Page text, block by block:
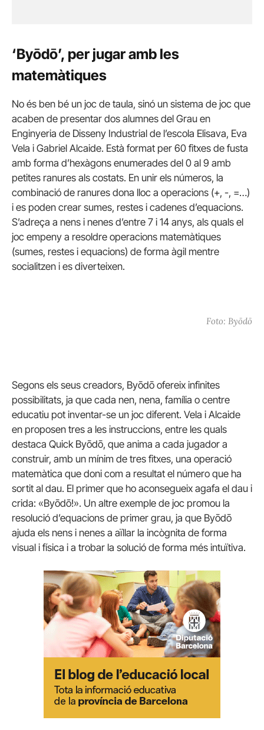
‘Byōdō’, per jugar amb les
matemàtiques
No és ben bé un joc de taula, sinó un sistema de joc que
acaben de presentar dos alumnes del Grau en
Enginyeria de Disseny Industrial de l’escola Elisava, Eva
Vela i Gabriel Alcaide. Està format per 60 fitxes de fusta
amb forma d’hexàgons enumerades del 0 al 9 amb
petites ranures als costats. En unir els números, la
combinació de ranures dona lloc a operacions (+, -, =…)
i es poden crear sumes, restes i cadenes d’equacions.
S’adreça a nens i nenes d’entre 7 i 14 anys, als quals el
joc empeny a resoldre operacions matemàtiques
(sumes, restes i equacions) de forma àgil mentre
socialitzen i es diverteixen.
Foto: Byōdō
Segons els seus creadors, Byōdō ofereix infinites
possibilitats, ja que cada nen, nena, família o centre
educatiu pot inventar-se un joc diferent. Vela i Alcaide
en proposen tres a les instruccions, entre les quals
destaca Quick Byōdō, que anima a cada jugador a
construir, amb un mínim de tres fitxes, una operació
matemàtica que doni com a resultat el número que ha
sortit al dau. El primer que ho aconsegueix agafa el dau i
crida: «Byōdō!». Un altre exemple de joc promou la
resolució d’equacions de primer grau, ja que Byōdō
ajuda els nens i nenes a aïllar la incògnita de forma
visual i física i a trobar la solució de forma més intuïtiva.